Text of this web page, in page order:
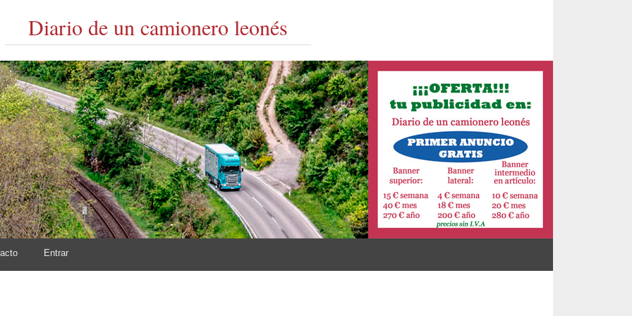
Diario de un camionero leonés
Entrar